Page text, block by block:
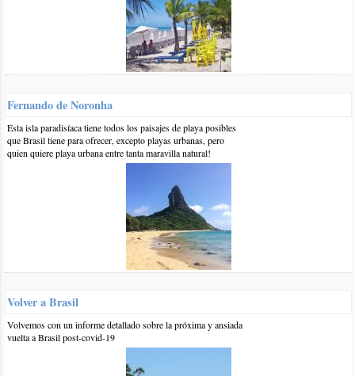
Hola, buenas tardes. Me gustaría poder ir desde Bs As en auto,
según el artículo hay que ir hasta Laguna y luego cruzar en
balsa hasta el pueblo, pero consultando con el GPS me indica
que se puede llegar por tierra desde el sur saliendo antes de la
BR101 y pasando por Jaguaruna y Camacho, evitando cruzar la
0 17-nov-2018::por:siria
a cuantos Km esta del chuy brasilero. Gracias.
1 20-nov-2018::por:BrasilPlayas
Hola Siria,
unos 550 kilómetros pasando por Porto Alegre y luego por
Saludos
Fernando de Noronha
Esta isla paradisíaca tiene todos los paisajes de playa posibles
que Brasil tiene para ofrecer, excepto playas urbanas, pero
quien quiere playa urbana entre tanta maravilla natural!
Volver a Brasil
Volvemos con un informe detallado sobre la próxima y ansiada
vuelta a Brasil post-covid-19